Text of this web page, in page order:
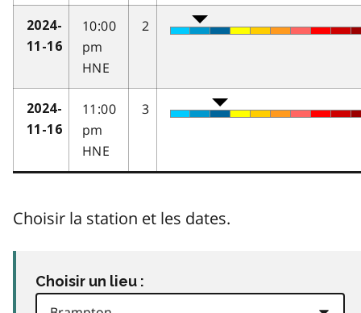
2024-
11-16
10:00
pm
HNE
2
2024-
11-16
11:00
pm
HNE
3
Choisir la station et les dates.
Choisir un lieu :